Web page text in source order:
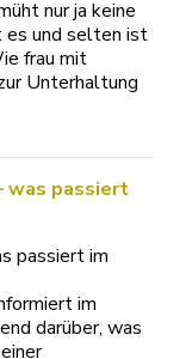
nur ja keine
es und selten ist
frau mit
Unterhaltung
was passiert
passiert im
im
darüber, was